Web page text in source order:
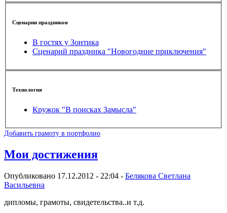
Сценарии праздников
В гостях у Зонтика
Сценарий праздника "Новогодние приключения"
Технология
Кружок "В поисках Замысла"
Добавить грамоту в портфолио
Мои достижения
Опубликовано 17.12.2012 - 22:04 - Белякова Светлана
Васильевна
дипломы, грамоты, свидетельства..и т.д.